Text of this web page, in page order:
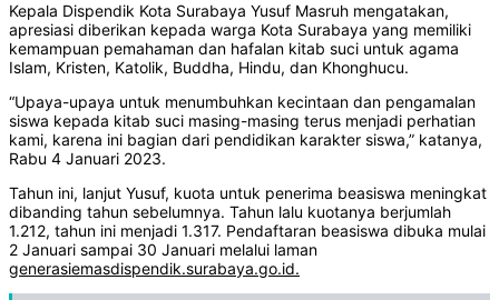
Kepala Dispendik Kota Surabaya Yusuf Masruh mengatakan,
apresiasi diberikan kepada warga Kota Surabaya yang memiliki
kemampuan pemahaman dan hafalan kitab suci untuk agama
Islam, Kristen, Katolik, Buddha, Hindu, dan Khonghucu.
“Upaya-upaya untuk menumbuhkan kecintaan dan pengamalan
siswa kepada kitab suci masing-masing terus menjadi perhatian
kami, karena ini bagian dari pendidikan karakter siswa,” katanya,
Rabu 4 Januari 2023.
Tahun ini, lanjut Yusuf, kuota untuk penerima beasiswa meningkat
dibanding tahun sebelumnya. Tahun lalu kuotanya berjumlah
1.212, tahun ini menjadi 1.317. Pendaftaran beasiswa dibuka mulai
2 Januari sampai 30 Januari melalui laman
generasiemasdispendik.surabaya.go.id.